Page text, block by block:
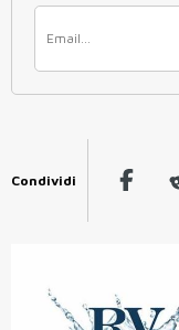
Condividi